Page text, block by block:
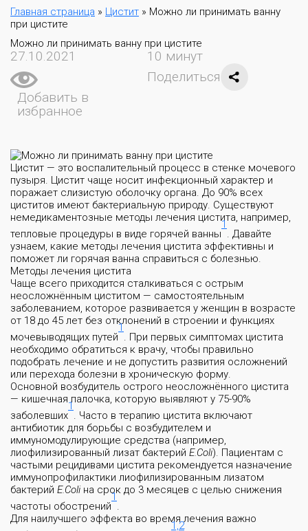
Главная страница » Цистит » Можно ли принимать ванну
при цистите
Можно ли принимать ванну при цистите
27.10.2021
10 минут
Поделиться
Добавить в
избранное
Цистит — это воспалительный процесс в стенке мочевого
пузыря. Цистит чаще носит инфекционный характер и
поражает слизистую оболочку органа. До 90% всех
циститов имеют бактериальную природу. Существуют
немедикаментозные методы лечения цистита, например,
тепловые процедуры в виде горячей ванны
1
. Давайте
узнаем, какие методы лечения цистита эффективны и
поможет ли горячая ванна справиться с болезнью.
Методы лечения цистита
Чаще всего приходится сталкиваться с острым
неосложнённым циститом — самостоятельным
заболеванием, которое развивается у женщин в возрасте
от 18 до 45 лет без отклонений в строении и функциях
мочевыводящих путей
1
. При первых симптомах цистита
необходимо обратиться к врачу, чтобы правильно
подобрать лечение и не допустить развития осложнений
или перехода болезни в хроническую форму.
Основной возбудитель острого неосложнённого цистита
— кишечная палочка, которую выявляют у 75-90%
заболевших
1
. Часто в терапию цистита включают
антибиотик для борьбы с возбудителем и
иммуномодулирующие средства (например,
лиофилизированный лизат бактерий E.Coli). Пациентам с
частыми рецидивами цистита рекомендуется назначение
иммунопрофилактики лиофилизированным лизатом
бактерий E.Coli на срок до 3 месяцев с целью снижения
частоты обострений
1
.
Для наилучшего эффекта во время лечения важно
1,2